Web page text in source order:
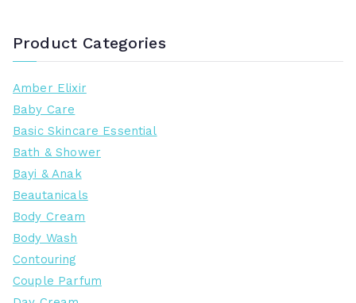
Product Categories
Amber Elixir
Baby Care
Basic Skincare Essential
Bath & Shower
Bayi & Anak
Beautanicals
Body Cream
Body Wash
Contouring
Couple Parfum